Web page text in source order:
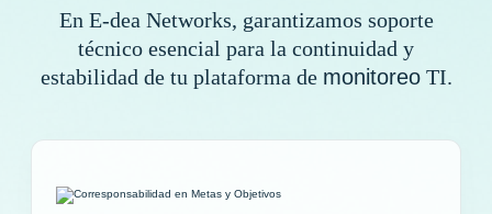
En E-dea Networks, garantizamos soporte
técnico esencial para la continuidad y
estabilidad de tu plataforma de monitoreoTI.